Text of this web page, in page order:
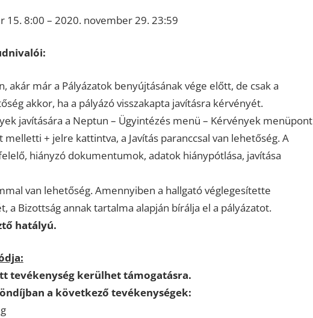
15. 8:00 – 2020. november 29. 23:59
akár már a Pályázatok benyújtásának vége előtt, de csak a
akkor, ha a pályázó visszakapta javításra kérvényét.
javítására a Neptun – Ügyintézés menü – Kérvények menüpont
+ jelre kattintva, a Javítás paranccsal van lehetőség. A
hiányzó dokumentumok, adatok hiánypótlása, javítása
van lehetőség. Amennyiben a hallgató véglegesítette
a Bizottság annak tartalma alapján bírálja el a pályázatot.
hatályú.
tevékenység kerülhet támogatásra.
a következő tevékenységek: